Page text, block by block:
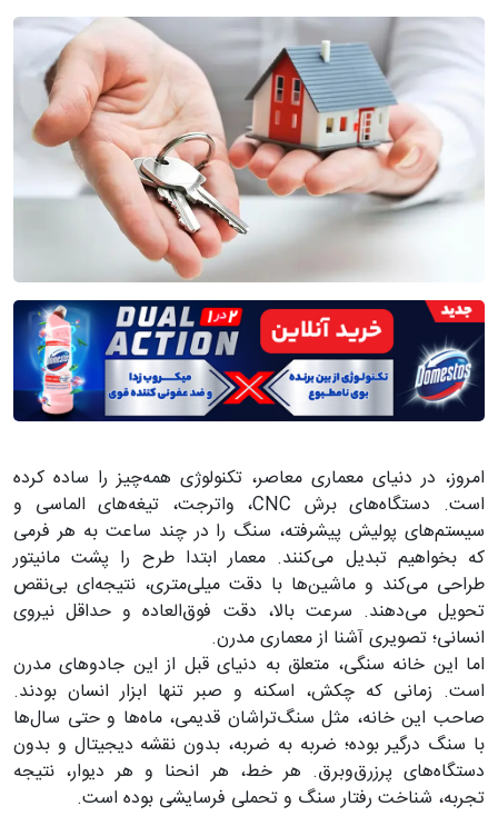
امروز، در دنیای معماری معاصر، تکنولوژی همه‌چیز را ساده کرده
است. دستگاه‌های برش CNC، واترجت، تیغه‌های الماسی و
سیستم‌های پولیش پیشرفته، سنگ را در چند ساعت به هر فرمی
که بخواهیم تبدیل می‌کنند. معمار ابتدا طرح را پشت مانیتور
طراحی می‌کند و ماشین‌ها با دقت میلی‌متری، نتیجه‌ای بی‌نقص
تحویل می‌دهند. سرعت بالا، دقت فوق‌العاده و حداقل نیروی
انسانی؛ تصویری آشنا از معماری مدرن.
اما این خانه سنگی، متعلق به دنیای قبل از این جادوهای مدرن
است. زمانی که چکش، اسکنه و صبر تنها ابزار انسان بودند.
صاحب این خانه، مثل سنگ‌تراشان قدیمی، ماه‌ها و حتی سال‌ها
با سنگ درگیر بوده؛ ضربه به ضربه، بدون نقشه دیجیتال و بدون
دستگاه‌های پرزرق‌وبرق. هر خط، هر انحنا و هر دیوار، نتیجه
تجربه، شناخت رفتار سنگ و تحملی فرسایشی بوده است.